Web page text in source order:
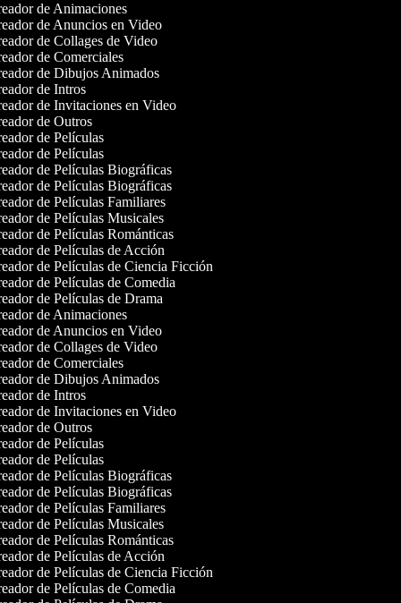
de Animaciones
de Anuncios en Video
de Collages de Video
de Comerciales
de Dibujos Animados
de Intros
de Invitaciones en Video
de Outros
de Películas
de Películas
de Películas Biográficas
de Películas Biográficas
de Películas Familiares
de Películas Musicales
de Películas Románticas
de Películas de Acción
de Películas de Ciencia Ficción
de Películas de Comedia
de Películas de Drama
de Animaciones
de Anuncios en Video
de Collages de Video
de Comerciales
de Dibujos Animados
de Intros
de Invitaciones en Video
de Outros
de Películas
de Películas
de Películas Biográficas
de Películas Biográficas
de Películas Familiares
de Películas Musicales
de Películas Románticas
de Películas de Acción
de Películas de Ciencia Ficción
de Películas de Comedia